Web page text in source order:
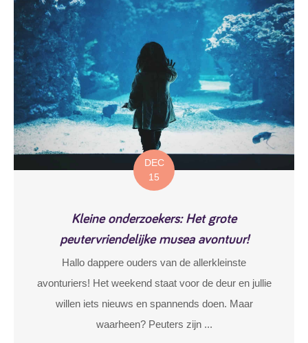
DEC
15
Kleine onderzoekers: Het grote
peutervriendelijke musea avontuur!
Hallo dappere ouders van de allerkleinste
avonturiers! Het weekend staat voor de deur en jullie
willen iets nieuws en spannends doen. Maar
waarheen? Peuters zijn ...